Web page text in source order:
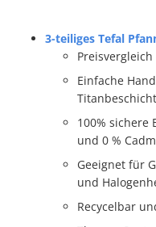
3-teiliges Tefal
Einfache
100% sichere
und 0 %
Geeignet für
und
Recycelbar